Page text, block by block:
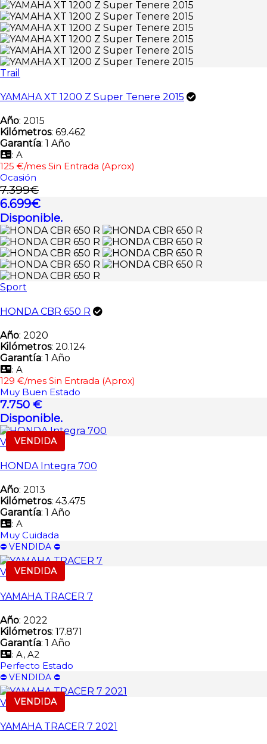
Trail
YAMAHA XT 1200 Z Super Tenere 2015
Año: 2015
Kilómetros: 69.462
Garantía: 1 Año
: A
125 €/mes Sin Entrada (Aprox)
Ocasión
7.399€
6.699€
Disponible.
Sport
HONDA CBR 650 R
Año: 2020
Kilómetros: 20.124
Garantía: 1 Año
: A
129 €/mes Sin Entrada (Aprox)
Muy Buen Estado
7.750 €
Disponible.
VENDIDA
Vendida
HONDA Integra 700
Año: 2013
Kilómetros: 43.475
Garantía: 1 Año
: A
Muy Cuidada
⛔️ VENDIDA ⛔️
VENDIDA
Vendida
YAMAHA TRACER 7
Año: 2022
Kilómetros: 17.871
Garantía: 1 Año
: A, A2
Perfecto Estado
⛔️ VENDIDA ⛔️
VENDIDA
Vendida
YAMAHA TRACER 7 2021